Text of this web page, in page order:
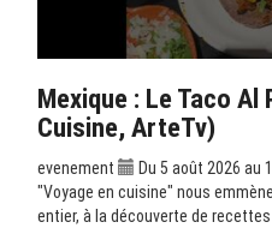
Mexique : Le Taco Al
Cuisine, ArteTv)
evenement
Du 5 août 2026 au
"Voyage en cuisine" nous
entier, à la découverte de